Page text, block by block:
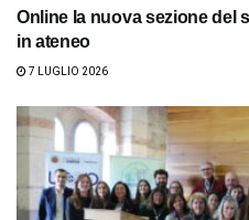
Online la nuova sezione del
in ateneo
7 LUGLIO 2026